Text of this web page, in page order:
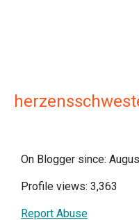
On Blogger since:
Profile views: 3,363
Report Abuse